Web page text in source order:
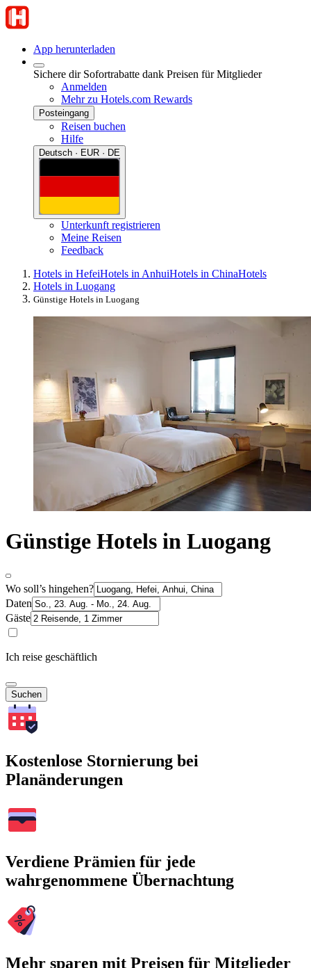
App herunterladen
Sichere dir Sofortrabatte dank Preisen für Mitglieder
Anmelden
Mehr zu Hotels.com Rewards
Posteingang
Reisen buchen
Hilfe
Deutsch · EUR · DE
Unterkunft registrieren
Meine Reisen
Feedback
Hotels in HefeiHotels in AnhuiHotels in ChinaHotels
Hotels in Luogang
Günstige Hotels in Luogang
Günstige Hotels in Luogang
Wo soll’s hingehen?
Daten
Gäste
Ich reise geschäftlich
Suchen
Kostenlose Stornierung bei
Planänderungen
Verdiene Prämien für jede
wahrgenommene Übernachtung
Mehr sparen mit Preisen für Mitglieder